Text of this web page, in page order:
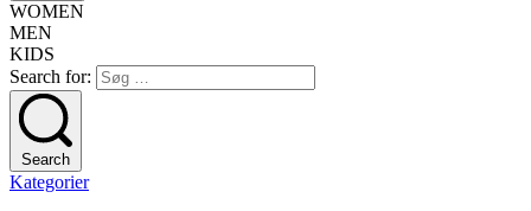
WOMEN
MEN
KIDS
Search for:
Search
Kategorier